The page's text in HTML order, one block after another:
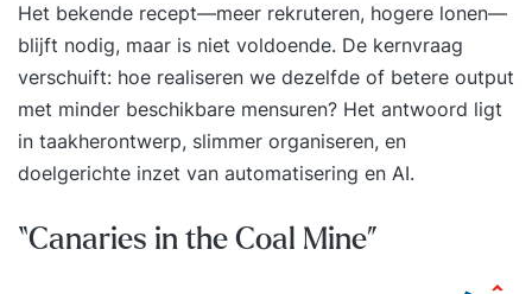
Het bekende recept—meer rekruteren, hogere lonen—
blijft nodig, maar is niet voldoende. De kernvraag
verschuift: hoe realiseren we dezelfde of betere output
met minder beschikbare mensuren? Het antwoord ligt
in taakherontwerp, slimmer organiseren, en
doelgerichte inzet van automatisering en AI.
“Canaries in the Coal Mine”